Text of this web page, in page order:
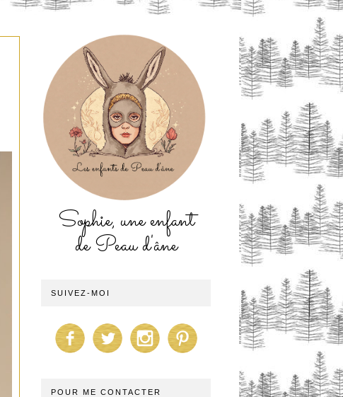
Sophie, une enfant
de Peau d'âne
SUIVEZ-MOI
POUR ME CONTACTER